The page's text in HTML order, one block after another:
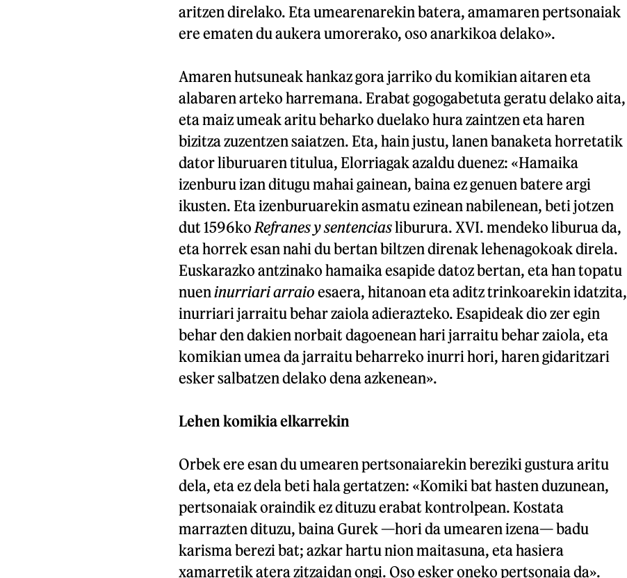
aritzen direlako. Eta umearenarekin batera, amamaren pertsonaiak
ere ematen du aukera umorerako, oso anarkikoa delako».
Amaren hutsuneak hankaz gora jarriko du komikian aitaren eta
alabaren arteko harremana. Erabat gogogabetuta geratu delako aita,
eta maiz umeak aritu beharko duelako hura zaintzen eta haren
bizitza zuzentzen saiatzen. Eta, hain justu, lanen banaketa horretatik
dator liburuaren titulua, Elorriagak azaldu duenez: «Hamaika
izenburu izan ditugu mahai gainean, baina ez genuen batere argi
ikusten. Eta izenburuarekin asmatu ezinean nabilenean, beti jotzen
dut 1596ko Refranes y sentenciasliburura. XVI. mendeko liburua da,
eta horrek esan nahi du bertan biltzen direnak lehenagokoak direla.
Euskarazko antzinako hamaika esapide datoz bertan, eta han topatu
nuen inurriari arraio esaera, hitanoan eta aditz trinkoarekin idatzita,
inurriari jarraitu behar zaiola adierazteko. Esapideak dio zer egin
behar den dakien norbait dagoenean hari jarraitu behar zaiola, eta
komikian umea da jarraitu beharreko inurri hori, haren gidaritzari
esker salbatzen delako dena azkenean».
Lehen komikia elkarrekin
Orbek ere esan du umearen pertsonaiarekin bereziki gustura aritu
dela, eta ez dela beti hala gertatzen: «Komiki bat hasten duzunean,
pertsonaiak oraindik ez dituzu erabat kontrolpean. Kostata
marrazten dituzu, baina Gurek —hori da umearen izena— badu
karisma berezi bat; azkar hartu nion maitasuna, eta hasiera
xamarretik atera zitzaidan ongi. Oso esker oneko pertsonaia da».